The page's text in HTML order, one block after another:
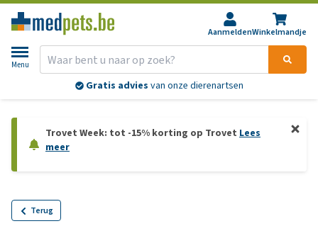
AanmeldenWinkelmandje
Menu
Gratis advies van onze dierenartsen
Trovet Week: tot -15% korting op Trovet Lees
meer
Terug